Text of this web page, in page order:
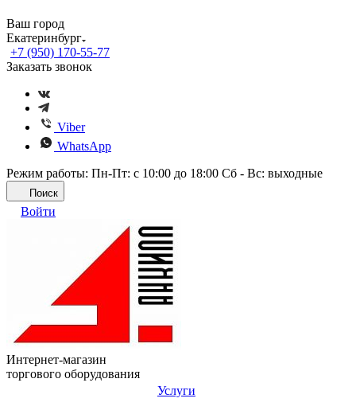
Ваш город
Екатеринбург
+7 (950) 170-55-77
Заказать звонок
Viber
WhatsApp
Режим работы: Пн-Пт: с 10:00 до 18:00 Сб - Вс: выходные
Поиск
Войти
Интернет-магазин
торгового оборудования
Услуги